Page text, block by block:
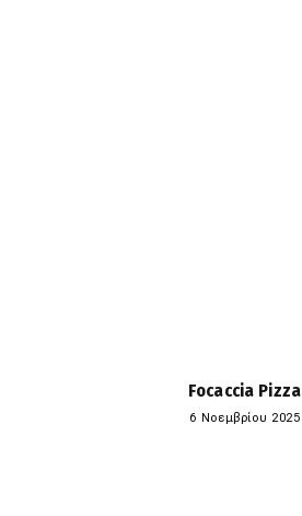
Focaccia Pizza
6 Νοεμβρίου 2025